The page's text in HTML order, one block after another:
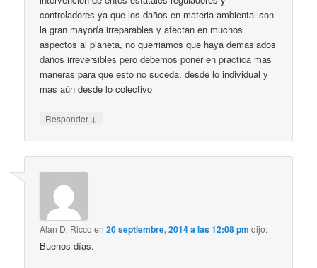
controladores ya que los daños en materia ambiental son
la gran mayoría irreparables y afectan en muchos
aspectos al planeta, no querriamos que haya demasiados
daños irreversibles pero debemos poner en practica mas
maneras para que esto no suceda, desde lo individual y
mas aún desde lo colectivo
Responder ↓
Alan D. Ricco en20 septiembre, 2014 a las 12:08 pm dijo:
Buenos días.